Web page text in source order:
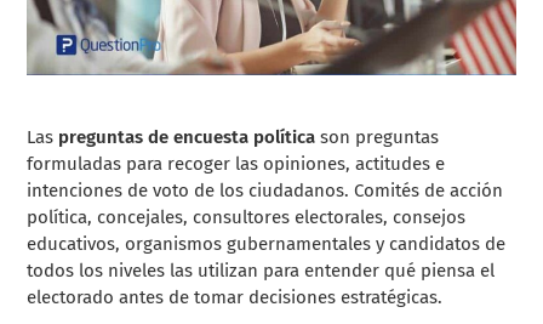
Las preguntas de encuesta política son preguntas
formuladas para recoger las opiniones, actitudes e
intenciones de voto de los ciudadanos. Comités de acción
política, concejales, consultores electorales, consejos
educativos, organismos gubernamentales y candidatos de
todos los niveles las utilizan para entender qué piensa el
electorado antes de tomar decisiones estratégicas.